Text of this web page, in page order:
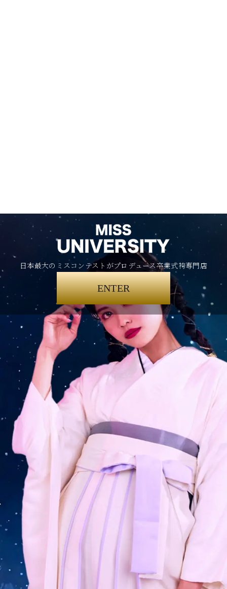
日本最大のミスコンテストがプロデュース卒業式袴専門店
ENTER